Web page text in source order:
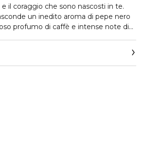
il coraggio che sono nascosti in te.
un inedito aroma di pepe nero
profumo di caffè e intense note di
giornata.